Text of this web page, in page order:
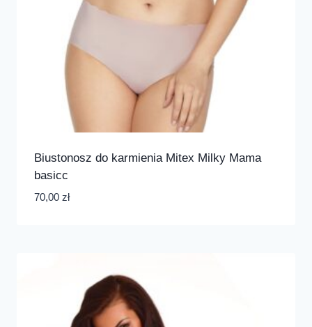
Biustonosz do karmienia Mitex Milky Mama
basicc
70,00 zł